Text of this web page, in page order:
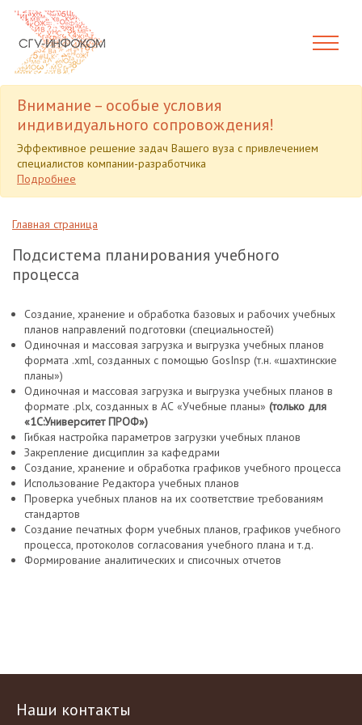
Внимание – особые условия
индивидуального сопровождения!
Эффективное решение задач Вашего вуза с привлечением
специалистов компании-разработчика
Подробнее
Главная страница
Подсистема планирования учебного
процесса
Cоздание, хранение и обработка базовых и рабочих учебных
планов направлений подготовки (специальностей)
Одиночная и массовая загрузка и выгрузка учебных планов
формата .xml, созданных с помощью GosInsp (т.н. «шахтинские
планы»)
Одиночная и массовая загрузка и выгрузка учебных планов в
формате .plx, созданных в АС «Учебные планы» (только для
«1С:Университет ПРОФ»)
Гибкая настройка параметров загрузки учебных планов
Закрепление дисциплин за кафедрами
Создание, хранение и обработка графиков учебного процесса
Использование Редактора учебных планов
Проверка учебных планов на их соответствие требованиям
стандартов
Создание печатных форм учебных планов, графиков учебного
процесса, протоколов согласования учебного плана и т.д.
Формирование аналитических и списочных отчетов
Наши контакты